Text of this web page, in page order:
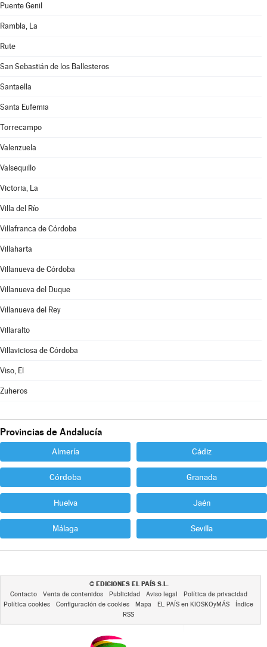
Puente Genil
Rambla, La
Rute
San Sebastián de los Ballesteros
Santaella
Santa Eufemia
Torrecampo
Valenzuela
Valsequillo
Victoria, La
Villa del Río
Villafranca de Córdoba
Villaharta
Villanueva de Córdoba
Villanueva del Duque
Villanueva del Rey
Villaralto
Villaviciosa de Córdoba
Viso, El
Zuheros
Provincias de Andalucía
Almería Cádiz
Córdoba Granada
Huelva Jaén
Málaga Sevilla
© EDICIONES EL PAÍS S.L.
Contacto Venta de contenidos Publicidad Aviso legal
Política de privacidad
Política cookies
Configuración de cookies Mapa EL PAÍS en KIOSKOyMÁS
Índice
RSS